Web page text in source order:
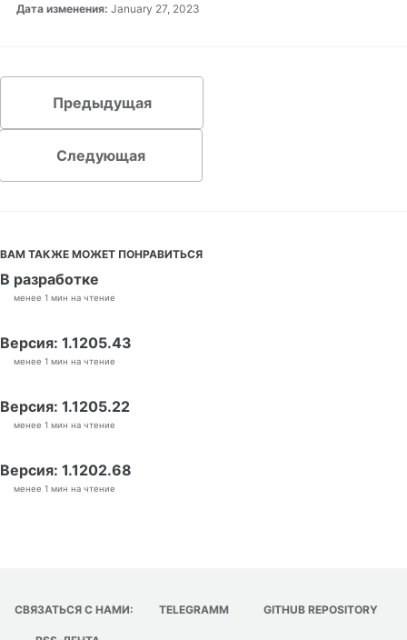
Дата изменения: January 27, 2023
Предыдущая
Следующая
ВАМ ТАКЖЕ МОЖЕТ ПОНРАВИТЬСЯ
В разработке
менее 1 мин на чтение
Версия: 1.1205.43
менее 1 мин на чтение
Версия: 1.1205.22
менее 1 мин на чтение
Версия: 1.1202.68
менее 1 мин на чтение
СВЯЗАТЬСЯ С НАМИ: TELEGRAMM GITHUB REPOSITORY